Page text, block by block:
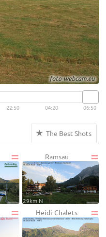
22:50 04:20 06:50
The Best Shots
Ramsau
29km N
Heidi-Chalets